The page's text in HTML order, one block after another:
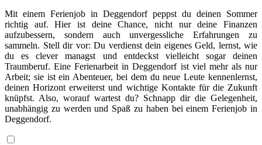
Mit einem Ferienjob in Deggendorf peppst du deinen Sommer
richtig auf. Hier ist deine Chance, nicht nur deine Finanzen
aufzubessern, sondern auch unvergessliche Erfahrungen zu
sammeln. Stell dir vor: Du verdienst dein eigenes Geld, lernst, wie
du es clever managst und entdeckst vielleicht sogar deinen
Traumberuf. Eine Ferienarbeit in Deggendorf ist viel mehr als nur
Arbeit; sie ist ein Abenteuer, bei dem du neue Leute kennenlernst,
deinen Horizont erweiterst und wichtige Kontakte für die Zukunft
knüpfst. Also, worauf wartest du? Schnapp dir die Gelegenheit,
unabhängig zu werden und Spaß zu haben bei einem Ferienjob in
Deggendorf.